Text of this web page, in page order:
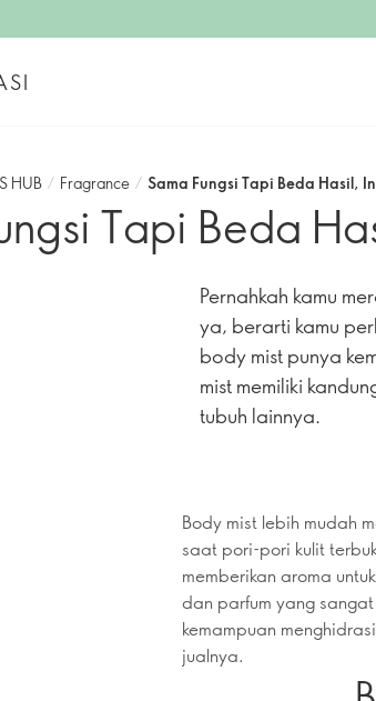
HUB / Fragrance / Sama Fungsi Tapi Beda Hasil,
Tapi Beda
Pernahkah kamu
ya, berarti kamu
body mist punya
mist memiliki
tubuh lainnya.
Body mist lebih mudah
saat pori-pori kulit
memberikan aroma
dan parfum yang
kemampuan
jualnya.